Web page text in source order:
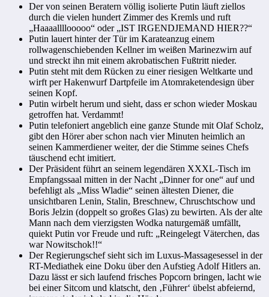
Der von seinen Beratern völlig isolierte Putin läuft ziellos
durch die vielen hundert Zimmer des Kremls und ruft
„Haaaallllooooo“ oder „IST IRGENDJEMAND HIER??“
Putin lauert hinter der Tür im Karateanzug einem
rollwagenschiebenden Kellner im weißen Marinezwirn auf
und streckt ihn mit einem akrobatischen Fußtritt nieder.
Putin steht mit dem Rücken zu einer riesigen Weltkarte und
wirft per Hakenwurf Dartpfeile im Atomraketendesign über
seinen Kopf.
Putin wirbelt herum und sieht, dass er schon wieder Moskau
getroffen hat. Verdammt!
Putin telefoniert angeblich eine ganze Stunde mit Olaf Scholz,
gibt den Hörer aber schon nach vier Minuten heimlich an
seinen Kammerdiener weiter, der die Stimme seines Chefs
täuschend echt imitiert.
Der Präsident führt an seinem legendären XXXL-Tisch im
Empfangssaal mitten in der Nacht „Dinner for one“ auf und
befehligt als „Miss Wladie“ seinen ältesten Diener, die
unsichtbaren Lenin, Stalin, Breschnew, Chruschtschow und
Boris Jelzin (doppelt so großes Glas) zu bewirten. Als der alte
Mann nach dem vierzigsten Wodka naturgemäß umfällt,
quiekt Putin vor Freude und ruft: „Reingelegt Väterchen, das
war Nowitschok!!“
Der Regierungschef sieht sich im Luxus-Massagesessel in der
RT-Mediathek eine Doku über den Aufstieg Adolf Hitlers an.
Dazu lässt er sich laufend frisches Popcorn bringen, lacht wie
bei einer Sitcom und klatscht, den ‚Führer‘ übelst abfeiernd,